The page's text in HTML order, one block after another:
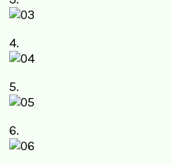
4.
5.
6.